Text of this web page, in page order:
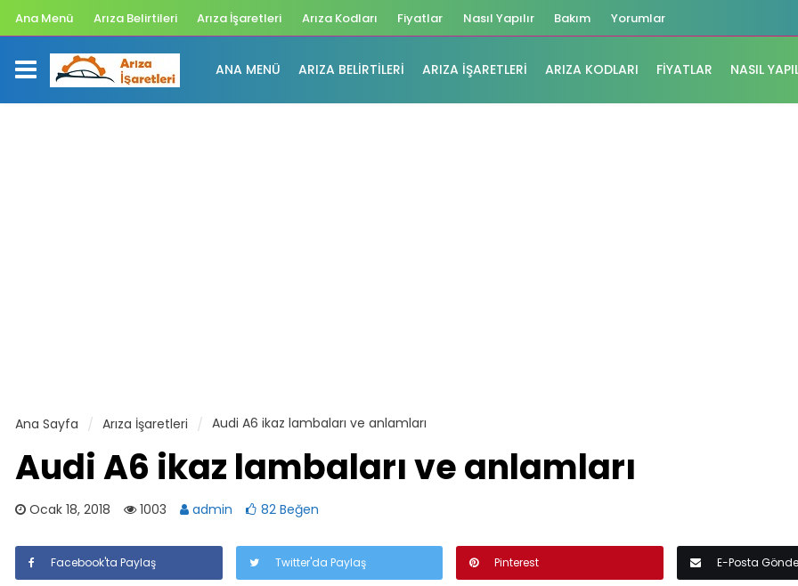
Ana Menü Arıza Belirtileri Arıza İşaretleri Arıza Kodları Fiyatlar Nasıl Yapılır Bakım Yorumlar
ANA MENÜ ARIZA BELIRTILERI ARIZA İŞARETLERI ARIZA KODLARI FIYATLAR NASIL
Ana Sayfa Arıza İşaretleri Audi A6 ikaz lambaları ve anlamları
Audi A6 ikaz lambaları ve anlamları
Ocak 18, 2018 1003 admin 82 Beğen
Facebook'ta Paylaş Twitter'da Paylaş Pinterest E-Posta